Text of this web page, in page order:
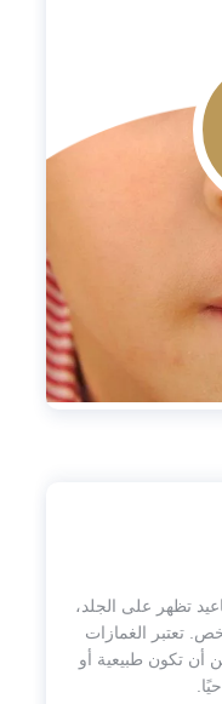
تظهر على الجلد،
تعتبر الغمازات
أن تكون طبيعية أو